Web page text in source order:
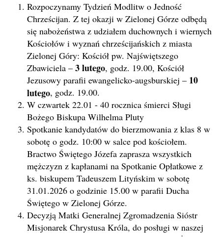
Rozpoczynamy Tydzień Modlitw o Jedność
Chrześcijan. Z tej okazji w Zielonej Górze odbędą
się nabożeństwa z udziałem duchownych i wiernych
Kościołów i wyznań chrześcijańskich z miasta
Zielonej Góry: Kościół pw. Najświętszego
Zbawiciela – 3 lutego, godz. 19.00, Kościół
Jezusowy parafii ewangelicko-augsburskiej – 10
lutego, godz. 19.00.
W czwartek 22.01 - 40 rocznica śmierci Sługi
Bożego Biskupa Wilhelma Pluty
Spotkanie kandydatów do bierzmowania z klas 8 w
sobotę o godz. 10:00 w salce pod kościołem.
Bractwo Świętego Józefa zaprasza wszystkich
mężczyzn z kapłanami na Spotkanie Opłatkowe z
ks. biskupem Tadeuszem Lityńskim w sobotę
31.01.2026 o godzinie 15.00 w parafii Ducha
Świętego w Zielonej Górze.
Decyzją Matki Generalnej Zgromadzenia Sióstr
Misjonarek Chrystusa Króla, do posługi w naszej